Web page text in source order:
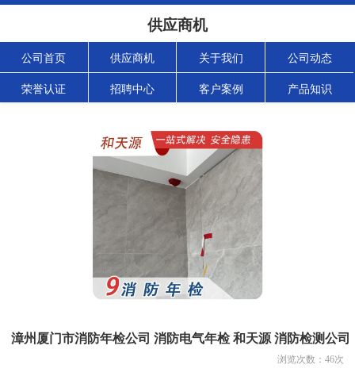
供应商机
公司首页 供应商机 关于我们 公司动态
荣誉认证 招聘中心 客户案例 产品知识
漳州厦门市消防年检公司 消防电气年检 和天源 消防检测公司
浏览次数： 46次